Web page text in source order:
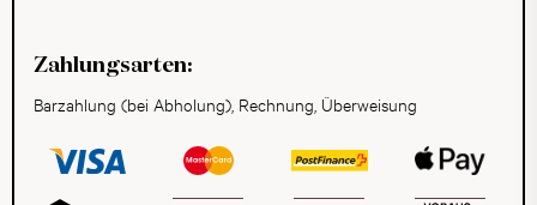
Zahlungsarten:
Barzahlung (bei Abholung), Rechnung, Überweisung